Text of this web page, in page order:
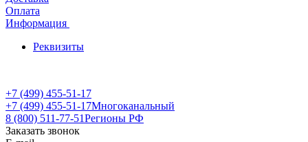
Оплата
Информация
Реквизиты
+7 (499) 455-51-17
+7 (499) 455-51-17Многоканальный
8 (800) 511-77-51Регионы РФ
Заказать звонок